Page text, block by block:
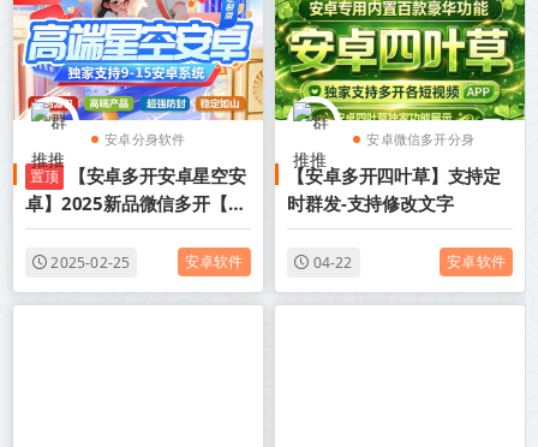
安卓分身软件
安卓微信多开分身
置顶
【安卓多开安卓星空安
卓】2025新品微信多开【小
魔童激活码下载app】
2025-02-25 安卓软件
安卓微信多开分身
安卓分身软件
【安卓多开四叶草】支持定
时群发-支持修改文字
04-22 安卓软件